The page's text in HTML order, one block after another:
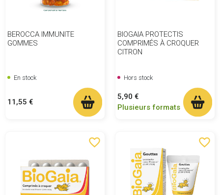
BEROCCA IMMUNITE
GOMMES
En stock
Prix
11,55 €
BIOGAIA PROTECTIS
COMPRIMÉS À CROQUER
CITRON
Hors stock
Prix
5,90 €
Plusieurs formats
favorite_border favorite_border